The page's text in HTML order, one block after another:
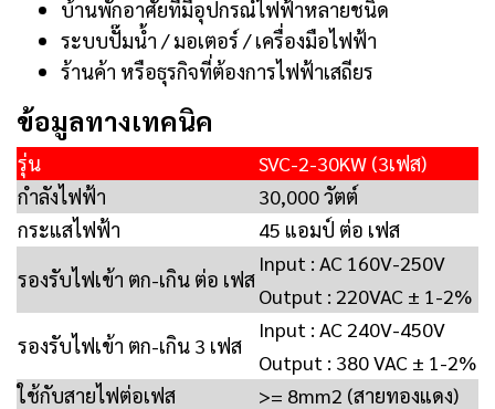
บ้านพักอาศัยที่มีอุปกรณ์ไฟฟ้าหลายชนิด
ระบบปั๊มน้ำ / มอเตอร์ / เครื่องมือไฟฟ้า
ร้านค้า หรือธุรกิจที่ต้องการไฟฟ้าเสถียร
ข้อมูลทางเทคนิค
รุ่น
SVC-2-30KW (3เฟส)
กำลังไฟฟ้า
30,000 วัตต์
กระแสไฟฟ้า
45 แอมป์ ต่อ เฟส
รองรับไฟเข้า ตก-เกิน ต่อ เฟส
Input : AC 160V-250V
Output : 220VAC ± 1-2%
รองรับไฟเข้า ตก-เกิน 3 เฟส
Input : AC 240V-450V
Output : 380 VAC ± 1-2%
ใช้กับสายไฟต่อเฟส
>= 8mm2 (สายทองแดง)